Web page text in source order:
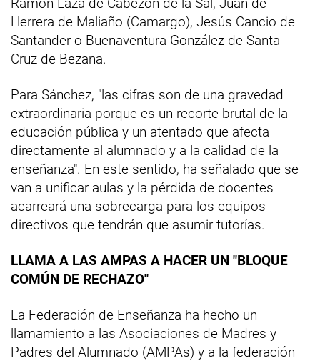
Herrera de Maliaño (Camargo), Jesús Cancio de
Santander o Buenaventura González de Santa
Cruz de Bezana.
Para Sánchez, "las cifras son de una gravedad
extraordinaria porque es un recorte brutal de la
educación pública y un atentado que afecta
directamente al alumnado y a la calidad de la
enseñanza". En este sentido, ha señalado que se
van a unificar aulas y la pérdida de docentes
acarreará una sobrecarga para los equipos
directivos que tendrán que asumir tutorías.
LLAMA A LAS AMPAS A HACER UN "BLOQUE
COMÚN DE RECHAZO"
La Federación de Enseñanza ha hecho un
llamamiento a las Asociaciones de Madres y
Padres del Alumnado (AMPAs) y a la federación